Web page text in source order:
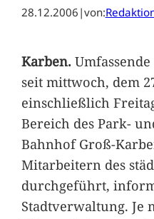
28.12.2006 |von:
Karben.
seit mittwoch, dem
einschließlich
Bereich des Park-
Bahnhof Groß-
Mitarbeitern des
durchgeführt,
Stadtverwaltung. Je